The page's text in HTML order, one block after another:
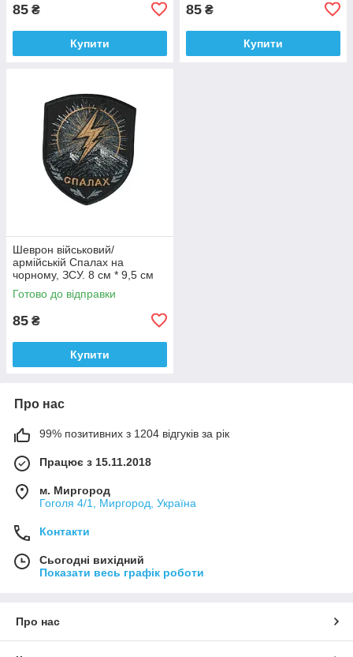
85 ₴
Купити
85 ₴
Купити
Шеврон військовий/
армійській Спалах на
чорному, ЗСУ. 8 см * 9,5 см
Готово до відправки
85 ₴
Купити
Про нас
99% позитивних з 1204 відгуків за рік
Працює з 15.11.2018
м. Миргород
Гоголя 4/1, Миргород, Україна
Контакти
Сьогодні вихідний
Показати весь графік роботи
Про нас